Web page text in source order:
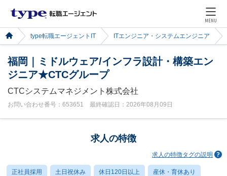
MENU
type転職エージェントIT ITエンジニア・システムエンジニア
福岡｜ミドルウェア/インフラ設計・構築エン
ジニア★CTCグループ
CTCシステムマネジメント株式会社
お問い合わせ番号：653651 最終確認日：2026年08月09日
求人の特徴
求人の特徴タグの説明
正社員採用 土日祝休み 休日120日以上 産休・育休あり